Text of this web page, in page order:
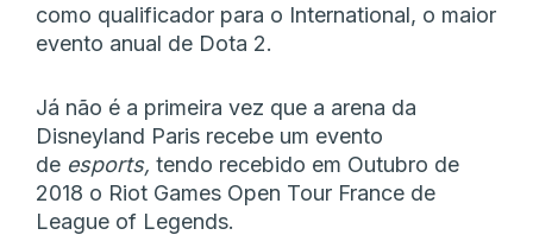
como qualificador para o International, o maior
evento anual de Dota 2.
Já não é a primeira vez que a arena da
Disneyland Paris recebe um evento
de esports, tendo recebido em Outubro de
2018 o Riot Games Open Tour France de
League of Legends.